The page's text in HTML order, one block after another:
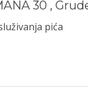
30 ,
pića